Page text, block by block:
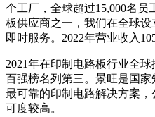
个工厂，全球超过15,000名
板供应商之一，我们在全球
即时服务。2022年营业收入
2021年在印制电路板行业全
百强榜名列第三。景旺是国
最可靠的印制电路解决方案
可度较高。